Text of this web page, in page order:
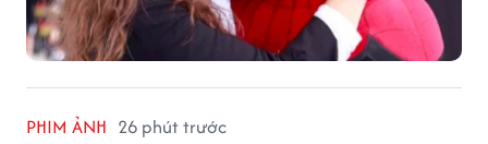
PHIM ẢNH 26 phút trước